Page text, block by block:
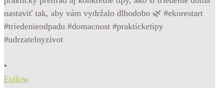
•
Follow